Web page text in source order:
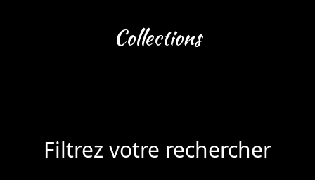
Collections
Filtrez votre rechercher